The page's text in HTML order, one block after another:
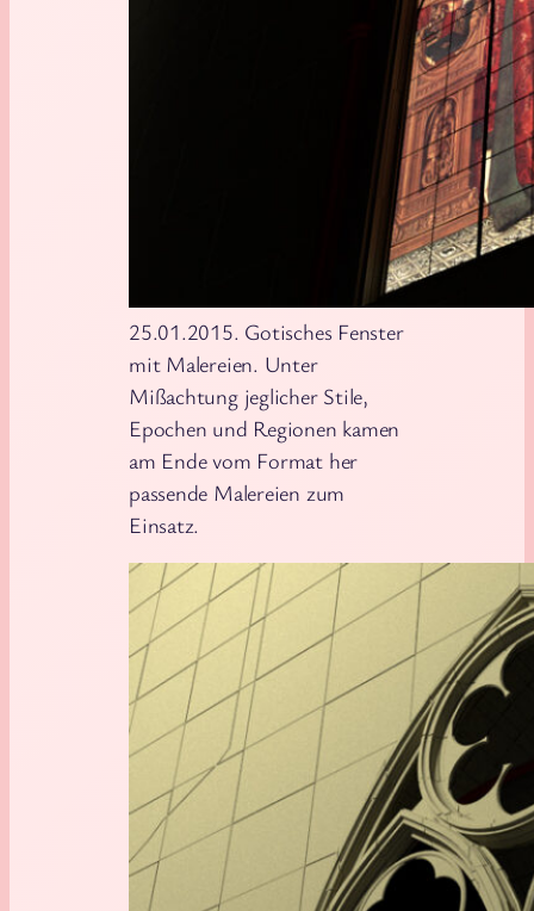
25.01.2015. Gotisches Fenster
mit Malereien. Unter
Mißachtung jeglicher Stile,
Epochen und Regionen kamen
am Ende vom Format her
passende Malereien zum
Einsatz.